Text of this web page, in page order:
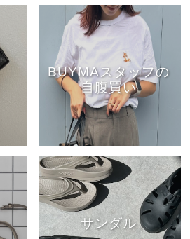
BUYMAスタッフの
自腹買い
サンダル